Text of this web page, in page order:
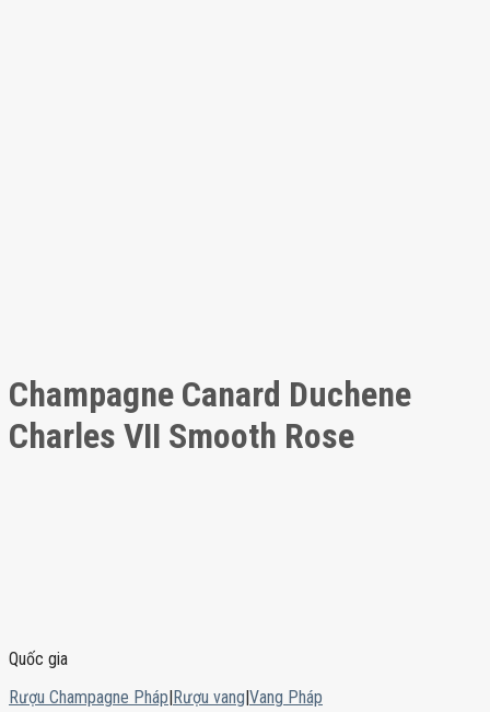
Champagne Canard Duchene
Charles VII Smooth Rose
Quốc gia
Rượu Champagne Pháp|Rượu vang|Vang Pháp